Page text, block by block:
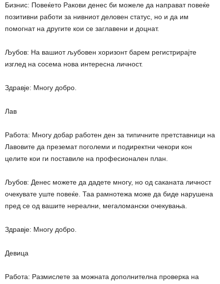
Бизнис: Повеќето Ракови денес би можеле да направат повеќе
позитивни работи за нивниот деловен статус, но и да им
помогнат на другите кои се заглавени и доцнат.
Љубов: На вашиот љубовен хоризонт барем регистрирајте
изглед на сосема нова интересна личност.
Здравје: Многу добро.
Лав
Работа: Многу добар работен ден за типичните претставници на
Лавовите да преземат поголеми и подиректни чекори кон
целите кои ги поставиле на професионален план.
Љубов: Денес можете да дадете многу, но од саканата личност
очекувате уште повеќе. Таа рамнотежа може да биде нарушена
пред се од вашите нереални, мегаломански очекувања.
Здравје: Многу добро.
Девица
Работа: Размислете за можната дополнителна проверка на